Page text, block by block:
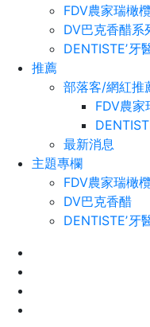
FDV農家瑞橄
DV巴克香醋系
DENTISTEʼ牙
推薦
部落客/網紅
FDV農家
最新消息
主題專欄
FDV農家瑞橄
DV巴克香醋
DENTISTEʼ牙